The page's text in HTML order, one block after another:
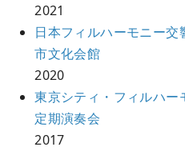
2021
日本フィルハーモニー
市文化会館
2020
東京シティ・フィルハ
定期演奏会
2017